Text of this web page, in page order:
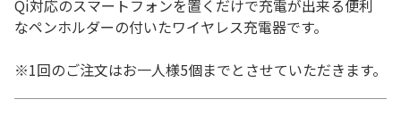
Qi対応のスマートフォンを置くだけで充電が出来る便利
なペンホルダーの付いたワイヤレス充電器です。
※1回のご注文はお一人様5個までとさせていただきます。